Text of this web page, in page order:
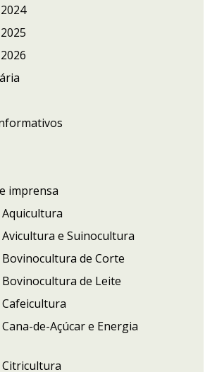
imprensa
e Suinocultura
de Corte
de Leite
de-Açúcar e Energia
Citricultura